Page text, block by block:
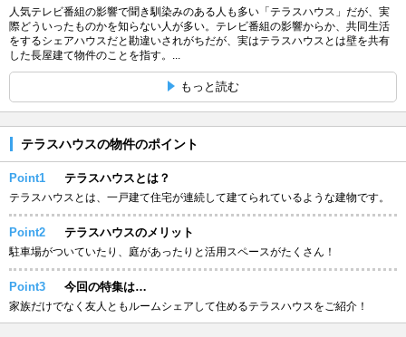
人気テレビ番組の影響で聞き馴染みのある人も多い「テラスハウス」だが、実
際どういったものかを知らない人が多い。テレビ番組の影響からか、共同生活
をするシェアハウスだと勘違いされがちだが、実はテラスハウスとは壁を共有
した長屋建て物件のことを指す。...
もっと読む
テラスハウスの物件のポイント
Point1 テラスハウスとは？
テラスハウスとは、一戸建て住宅が連続して建てられているような建物です。
Point2 テラスハウスのメリット
駐車場がついていたり、庭があったりと活用スペースがたくさん！
Point3 今回の特集は…
家族だけでなく友人ともルームシェアして住めるテラスハウスをご紹介！